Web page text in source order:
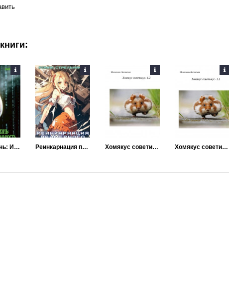
Другая жизнь: Иллюзорная реальность Реинкарнация примерного семьянина Хомякус советикус 2 Хомякус советикус